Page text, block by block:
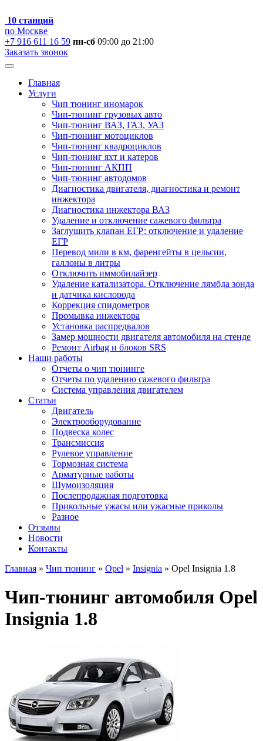
10 станций
по Москве
+7 916 611 16 59 пн-сб 09:00 до 21:00
Заказать звонок
Главная
Услуги
Чип тюнинг иномарок
Чип-тюнинг грузовых авто
Чип-тюнинг ВАЗ, ГАЗ, УАЗ
Чип-тюнинг мотоциклов
Чип-тюнинг квадроциклов
Чип-тюнинг яхт и катеров
Чип-тюнинг АКПП
Чип-тюнинг автодомов
Диагностика двигателя, диагностика и ремонт
инжектора
Диагностика инжектора ВАЗ
Удаление и отключение сажевого фильтра
Заглушить клапан ЕГР: отключение и удаление
ЕГР
Перевод мили в км, фаренгейты в цельсии,
галлоны в литры
Отключить иммобилайзер
Удаление катализатора. Отключение лямбда зонда
и датчика кислорода
Коррекция спидометров
Промывка инжектора
Установка распредвалов
Замер мощности двигателя автомобиля на стенде
Ремонт Airbag и блоков SRS
Наши работы
Отчеты о чип тюнинге
Отчеты по удалению сажевого фильтра
Система управления двигателем
Статьи
Двигатель
Электрооборудование
Подвеска колес
Трансмиссия
Рулевое управление
Тормозная система
Арматурные работы
Шумоизоляция
Послепродажная подготовка
Прикольные ужасы или ужасные приколы
Разное
Отзывы
Новости
Контакты
Главная » Чип тюнинг » Opel » Insignia » Opel Insignia 1.8
Чип-тюнинг автомобиля Opel
Insignia 1.8